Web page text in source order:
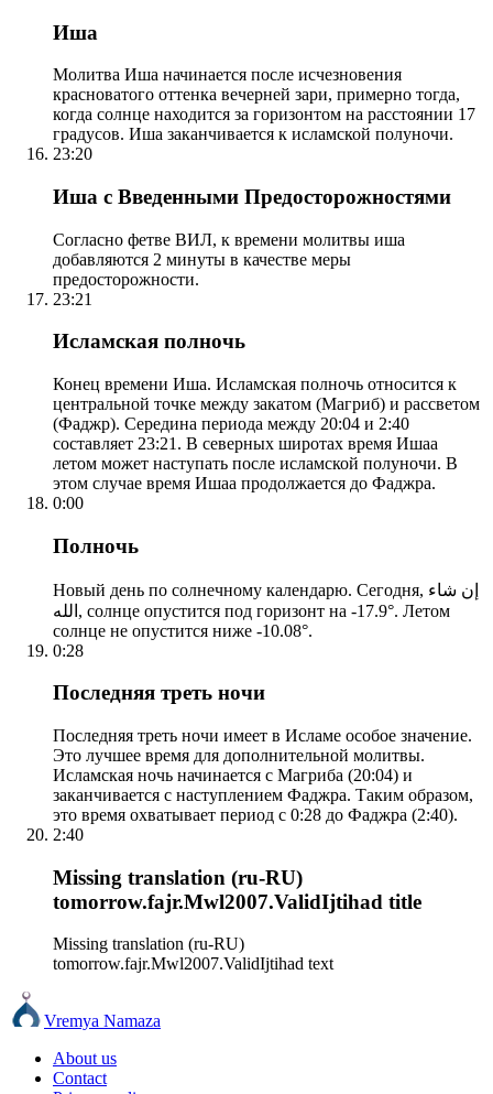
Иша
Молитва Иша начинается после исчезновения
красноватого оттенка вечерней зари, примерно тогда,
когда солнце находится за горизонтом на расстоянии 17
градусов. Иша заканчивается к исламской полуночи.
23:20
Иша с Введенными Предосторожностями
Согласно фетве ВИЛ, к времени молитвы иша
добавляются 2 минуты в качестве меры
предосторожности.
23:21
Исламская полночь
Конец времени Иша. Исламская полночь относится к
центральной точке между закатом (Магриб) и рассветом
(Фаджр). Середина периода между 20:04 и 2:40
составляет 23:21. В северных широтах время Ишаа
летом может наступать после исламской полуночи. В
этом случае время Ишаа продолжается до Фаджра.
0:00
Полночь
Новый день по солнечному календарю. Сегодня, إن شاء
الله, солнце опустится под горизонт на -17.9°. Летом
солнце не опустится ниже -10.08°.
0:28
Последняя треть ночи
Последняя треть ночи имеет в Исламе особое значение.
Это лучшее время для дополнительной молитвы.
Исламская ночь начинается с Магриба (20:04) и
заканчивается с наступлением Фаджра. Таким образом,
это время охватывает период с 0:28 до Фаджра (2:40).
2:40
Missing translation (ru-RU)
tomorrow.fajr.Mwl2007.ValidIjtihad title
Missing translation (ru-RU)
tomorrow.fajr.Mwl2007.ValidIjtihad text
Vremya Namaza
About us
Contact